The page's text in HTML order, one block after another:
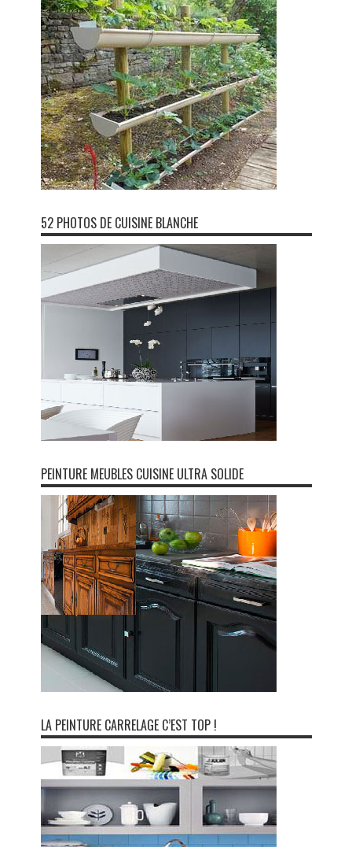
52 PHOTOS DE CUISINE BLANCHE
PEINTURE MEUBLES CUISINE ULTRA SOLIDE
LA PEINTURE CARRELAGE C’EST TOP !